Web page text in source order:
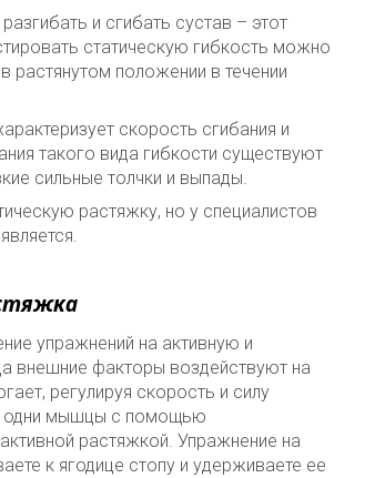
и сгибать сустав – этот
статическую гибкость можно
положении в течении
скорость сгибания и
такого вида гибкости существуют
сильные толчки и выпады.
растяжку, но у специалистов
упражнений на активную и
внешние факторы воздействуют на
регулируя скорость и силу
одни мышцы с помощью
растяжкой. Упражнение на
к ягодице стопу и удерживаете ее